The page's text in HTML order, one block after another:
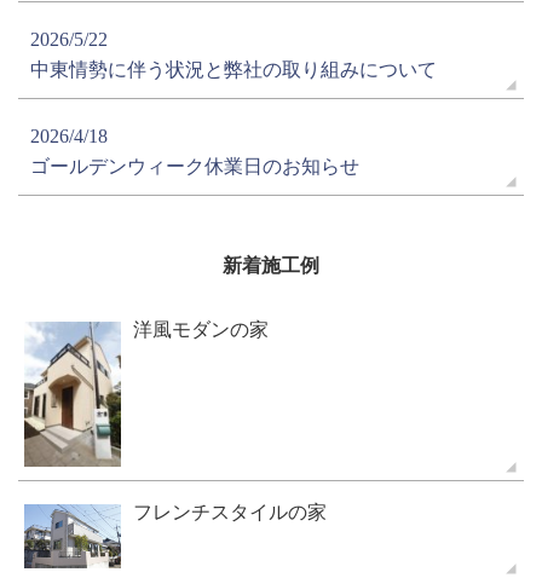
2026/5/22
中東情勢に伴う状況と弊社の取り組みについて
2026/4/18
ゴールデンウィーク休業日のお知らせ
新着施工例
洋風モダンの家
フレンチスタイルの家